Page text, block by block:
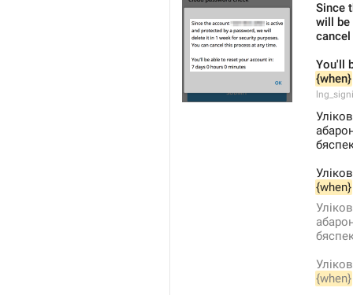
Since
will be
You'll
{when}
{when}
{when}